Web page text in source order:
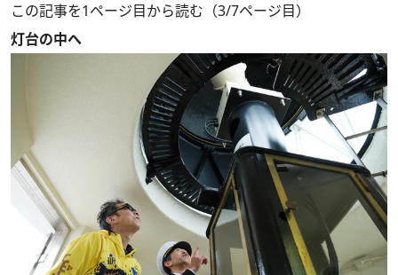
この記事を1ページ目から読む（3/7ページ目）
灯台の中へ